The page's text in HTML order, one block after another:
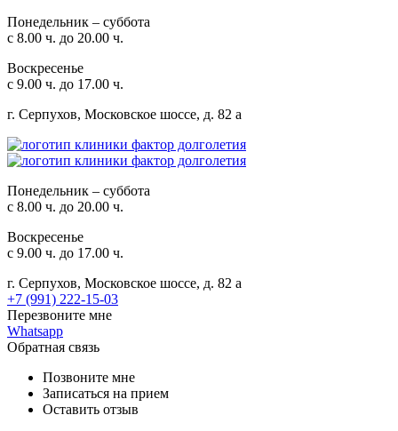
Понедельник – суббота
с 8.00 ч. до 20.00 ч.
Воскресенье
с 9.00 ч. до 17.00 ч.
г. Серпухов, Московское шоссе, д. 82 а
Понедельник – суббота
с 8.00 ч. до 20.00 ч.
Воскресенье
с 9.00 ч. до 17.00 ч.
г. Серпухов, Московское шоссе, д. 82 а
+7 (991) 222-15-03
Перезвоните мне
Whatsapp
Обратная связь
Позвоните мне
Записаться на прием
Оставить отзыв